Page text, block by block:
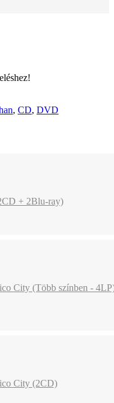
, CD, DVD
+ 2Blu-ray)
City (Több színben -
City (2CD)